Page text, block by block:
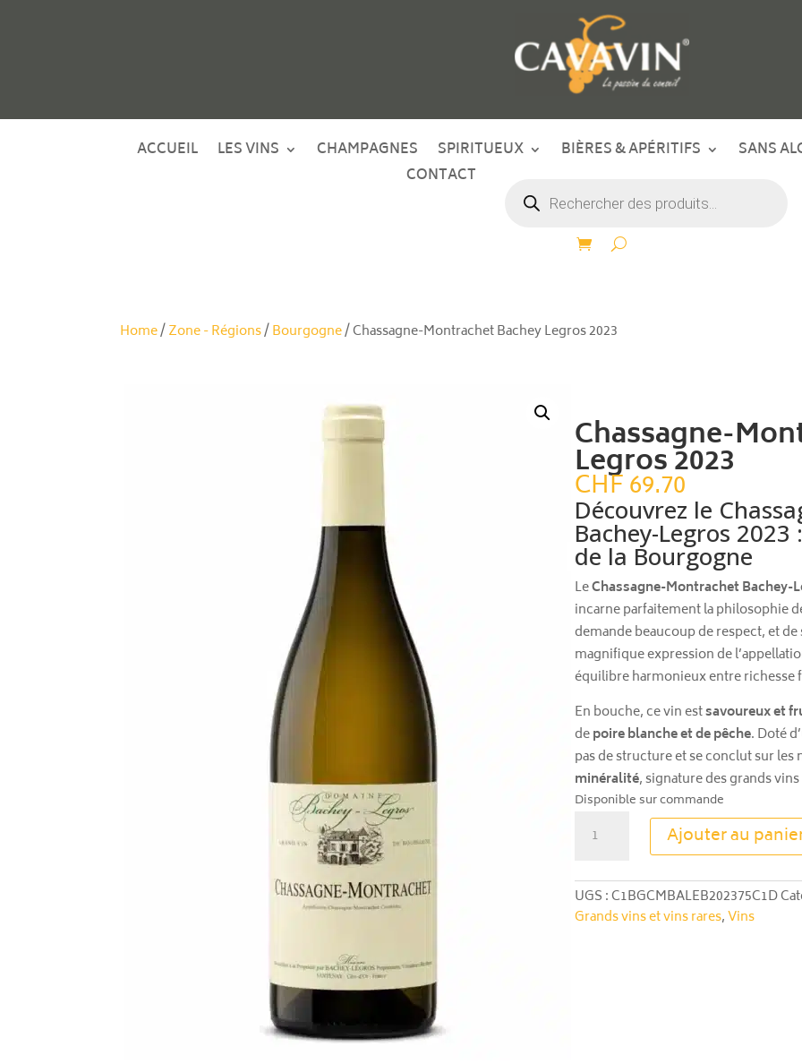
ACCUEIL LES VINS CHAMPAGNES SPIRITUEUX BIÈRES & APÉRITIFS SANS
CONTACT
produits
Home/Zone - Régions/Bourgogne/ Chassagne-Montrachet Bachey Legros 2023
Chassagne-
Legros 2023
CHF69.70
Découvrez le
Bachey-Legros 2023
de la Bourgogne
LeChassagne-Montrachet Bachey-
incarne parfaitement la philosophie
demande beaucoup de respect, et
magnifique expression de
équilibre harmonieux entre richesse
En bouche, ce vin estsavoureux et
depoire blanche et de pêche. Doté
pas de structure et se conclut sur les
minéralité, signature des grands
Disponible sur commande
Montrachet
Bachey
Legros
Ajouter au
UGS :C1BGCMBALEB202375C1D
Grands vins et vins rares,Vins